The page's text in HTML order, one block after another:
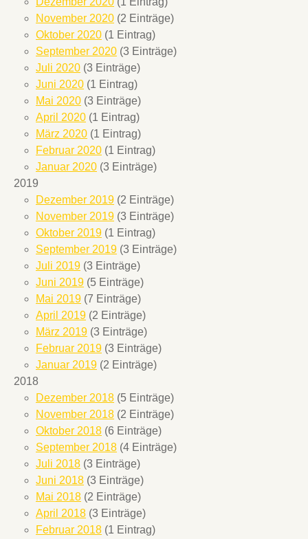
November 2020 (2 Einträge)
Oktober 2020 (1 Eintrag)
September 2020 (3 Einträge)
Juli 2020 (3 Einträge)
Juni 2020 (1 Eintrag)
Mai 2020 (3 Einträge)
April 2020 (1 Eintrag)
März 2020 (1 Eintrag)
Februar 2020 (1 Eintrag)
Januar 2020 (3 Einträge)
2019
Dezember 2019 (2 Einträge)
November 2019 (3 Einträge)
Oktober 2019 (1 Eintrag)
September 2019 (3 Einträge)
Juli 2019 (3 Einträge)
Juni 2019 (5 Einträge)
Mai 2019 (7 Einträge)
April 2019 (2 Einträge)
März 2019 (3 Einträge)
Februar 2019 (3 Einträge)
Januar 2019 (2 Einträge)
2018
Dezember 2018 (5 Einträge)
November 2018 (2 Einträge)
Oktober 2018 (6 Einträge)
September 2018 (4 Einträge)
Juli 2018 (3 Einträge)
Juni 2018 (3 Einträge)
Mai 2018 (2 Einträge)
April 2018 (3 Einträge)
Februar 2018 (1 Eintrag)